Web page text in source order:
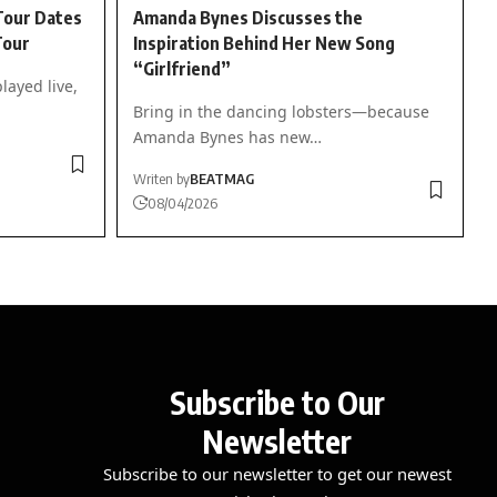
Dates
live,
Amanda Bynes Discusses the
Inspiration Behind Her New Song
“Girlfriend”
Bring in the dancing lobsters—because
Amanda Bynes has new…
Writen byBEATMAG
08/04/2026
Subscribe to Our
Newsletter
Subscribe to our newsletter to get our newest